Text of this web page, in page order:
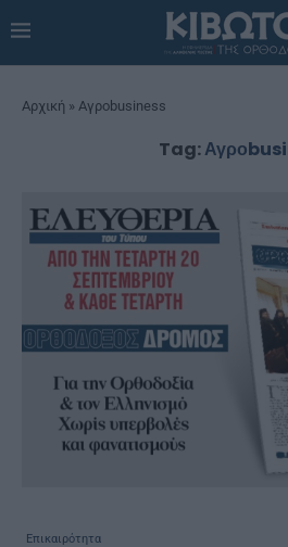
Αρχική » Αγροbusiness
Tag:
Επικαιρότητα